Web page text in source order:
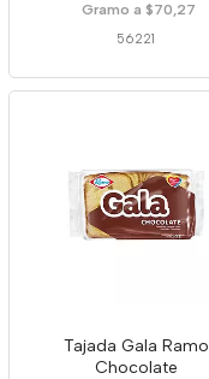
Gramo a $70,27
56221
Tajada Gala Ramo
Chocolate